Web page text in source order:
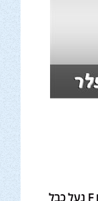
חיישן להבה טרמוקפל לכיריים ביתי - דגם F נעל כבל